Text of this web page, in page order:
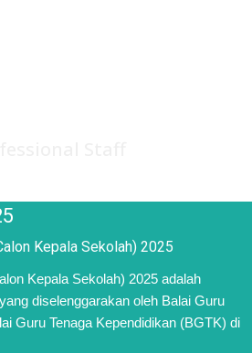
Kepala Sekolah) 2025
Kepala Sekolah) 2025 adalah
diselenggarakan oleh Balai Guru
Guru Tenaga Kependidikan (BGTK) di